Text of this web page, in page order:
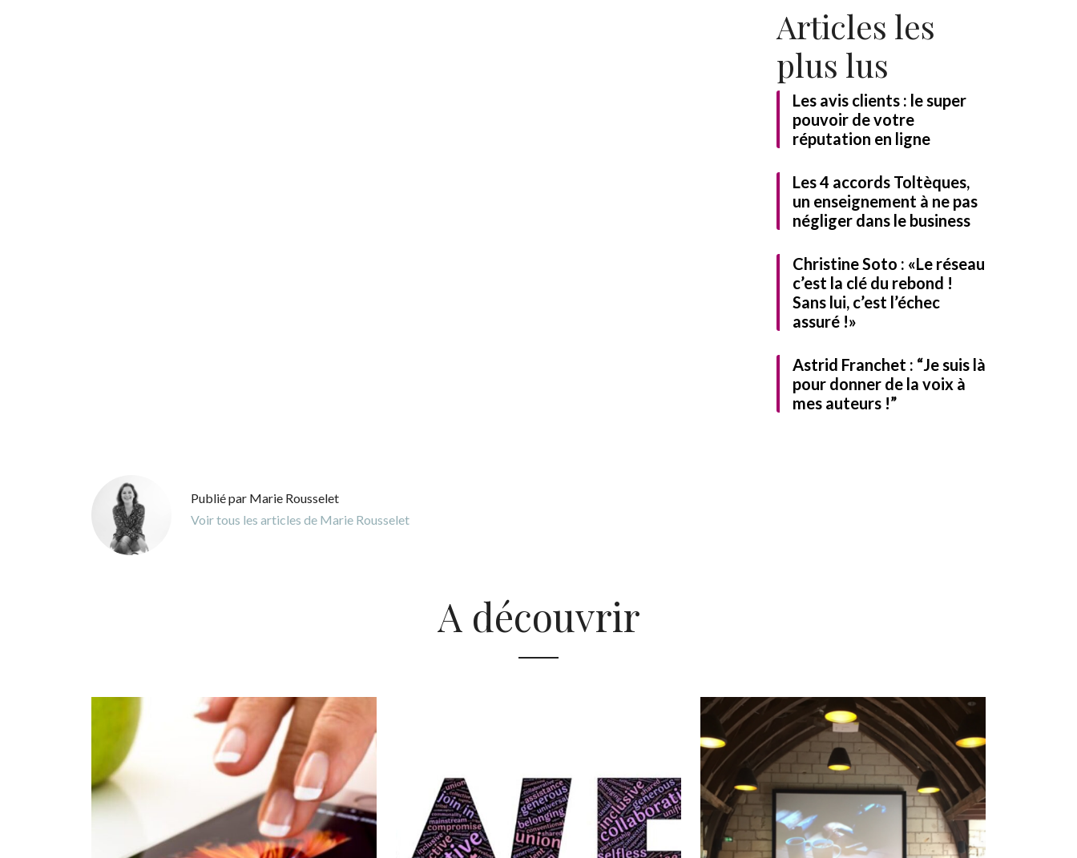
Envie d’en savoir plus sur les réseaux ? Télécharge GRATUITEMENT notre guide
Télécharger
Articles les
plus lus
Les avis clients : le super
pouvoir de votre
réputation en ligne
Les 4 accords Toltèques,
un enseignement à ne pas
négliger dans le business
Christine Soto : «Le réseau
c’est la clé du rebond !
Sans lui, c’est l’échec
assuré !»
Astrid Franchet : “Je suis là
pour donner de la voix à
mes auteurs !”
Publié par Marie Rousselet
Voir tous les articles de Marie Rousselet
A découvrir